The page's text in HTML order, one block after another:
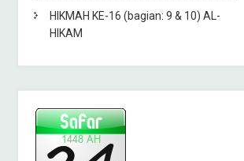
HIKMAH KE-16 (bagian: 9 & 10) AL-
HIKAM